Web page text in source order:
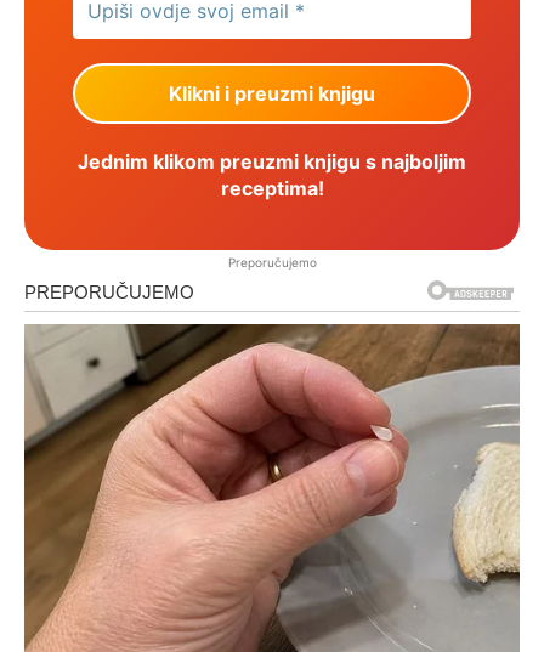
Jednim klikom preuzmi knjigu s najboljim
receptima!
Preporučujemo